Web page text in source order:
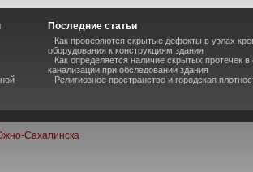
Последние статьи
Как проверяются скрытые дефекты в узлах
оборудования к конструкциям здания
Как определяется наличие скрытых протечек
канализации при обследовании здания
Религиозное пространство и городская
Сахалинска